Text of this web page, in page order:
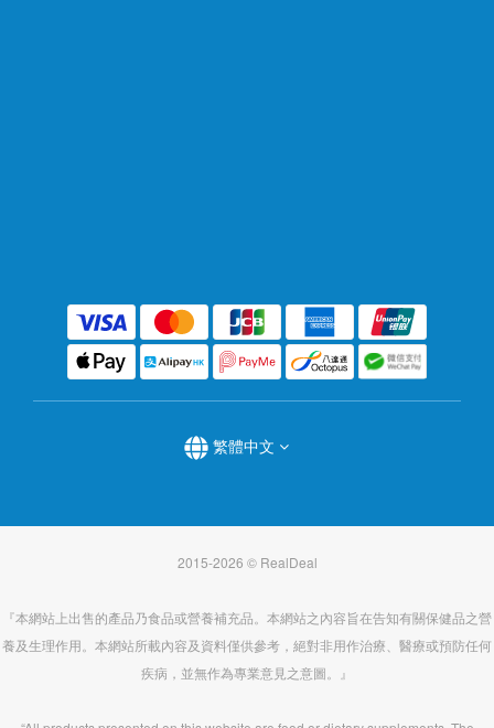
繁體中文
2015-2026 © RealDeal
『本網站上出售的產品乃食品或營養補充品。本網站之內容旨在告知有關保健品之營
養及生理作用。本網站所載內容及資料僅供參考，絕對非用作治療、醫療或預防任何
疾病，並無作為專業意見之意圖。』